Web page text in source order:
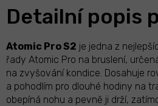
Detailní popis
Atomic Pro S2 je jedna z
řady Atomic Pro na bruslení,
na zvyšování kondice. Dosahuje
a pohodlím pro dlouhé hodiny na
obepíná nohu a pevně ji drží,